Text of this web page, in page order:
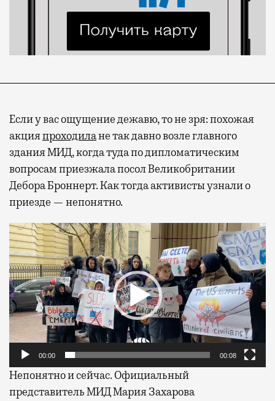
Если у вас ощущение дежавю, то не зря: похожая
акцияпроходилане так давно возле главного
здания МИД, когда туда по дипломатическим
вопросам приезжала посол Великобритании
Дебора Броннерт. Как тогда активисты узнали о
приезде — непонятно.
Видеоплеер
00:00 00:08
Непонятно и сейчас. Официальный
представитель МИД Мария Захарова